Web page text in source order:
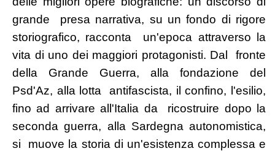
grande presa narrativa, su un fondo di rigore
storiografico, racconta un'epoca attraverso la
vita di uno dei maggiori protagonisti. Dal fronte
della Grande Guerra, alla fondazione del
Psd'Az, alla lotta antifascista, il confino, l'esilio,
fino ad arrivare all'Italia da ricostruire dopo la
seconda guerra, alla Sardegna autonomistica,
si muove la storia di un'esistenza complessa e